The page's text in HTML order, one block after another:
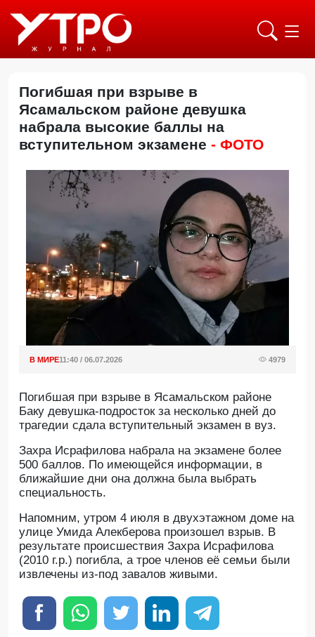
Погибшая при взрыве в
Ясамальском районе девушка
набрала высокие баллы на
вступительном экзамене - ФОТО
В МИРЕ11:40 / 06.07.2026 4979
Погибшая при взрыве в Ясамальском районе
Баку девушка-подросток за несколько дней до
трагедии сдала вступительный экзамен в вуз.
Захра Исрафилова набрала на экзамене более
500 баллов. По имеющейся информации, в
ближайшие дни она должна была выбрать
специальность.
Напомним, утром 4 июля в двухэтажном доме на
улице Умида Алекберова произошел взрыв. В
результате происшествия Захра Исрафилова
(2010 г.р.) погибла, а трое членов её семьи были
извлечены из-под завалов живыми.